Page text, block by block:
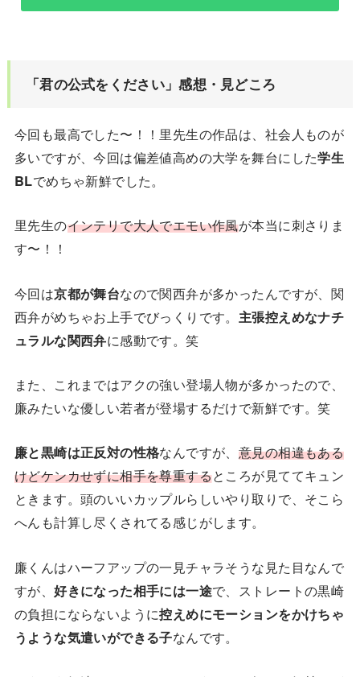
「君の公式をください」感想・見どころ
今回も最高でした〜！！里先生の作品は、社会人ものが
多いですが、今回は偏差値高めの大学を舞台にした学生
BLでめちゃ新鮮でした。
里先生のインテリで大人でエモい作風が本当に刺さりま
す〜！！
今回は京都が舞台なので関西弁が多かったんですが、関
西弁がめちゃお上手でびっくりです。 主張控えめなナチ
ュラルな関西弁に感動です。笑
また、これまではアクの強い登場人物が多かったので、
廉みたいな優しい若者が登場するだけで新鮮です。笑
廉と黒崎は正反対の性格なんですが、 意見の相違もある
けどケンカせずに相手を尊重するところが見ててキュン
ときます。頭のいいカップルらしいやり取りで、そこら
へんも計算し尽くされてる感じがします。
廉くんはハーフアップの一見チャラそうな見た目なんで
すが、好きになった相手には一途で、ストレートの黒崎
の負担にならないように控えめにモーションをかけちゃ
うような気遣いができる子なんです。